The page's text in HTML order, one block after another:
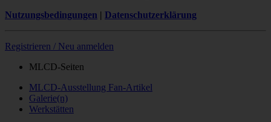
Nutzungsbedingungen | Datenschutzerklärung
Registrieren / Neu anmelden
MLCD-Seiten
MLCD-Ausstellung Fan-Artikel
Galerie(n)
Werkstätten